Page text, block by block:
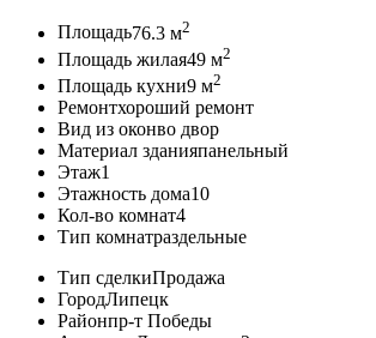
Площадь76.3 м2
Площадь жилая49 м2
Площадь кухни9 м2
Ремонтхороший ремонт
Вид из оконво двор
Материал зданияпанельный
Этаж1
Этажность дома10
Кол-во комнат4
Тип комнатраздельные
Тип сделкиПродажа
ГородЛипецк
Районпр-т Победы